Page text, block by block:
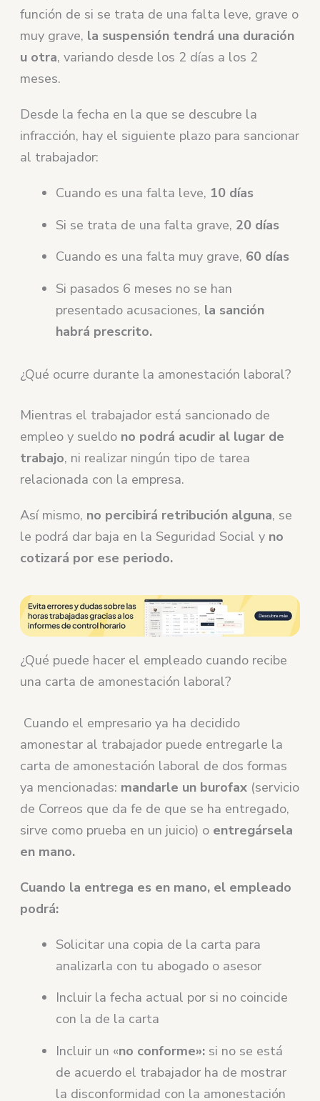
función de si se trata de una falta leve, grave o
muy grave, la suspensión tendrá una duración
u otra, variando desde los 2 días a los 2
meses.
Desde la fecha en la que se descubre la
infracción, hay el siguiente plazo para sancionar
al trabajador:
Cuando es una falta leve, 10 días
Si se trata de una falta grave, 20 días
Cuando es una falta muy grave, 60 días
Si pasados 6 meses no se han
presentado acusaciones, la sanción
habrá prescrito.
¿Qué ocurre durante la amonestación laboral?
Mientras el trabajador está sancionado de
empleo y sueldo no podrá acudir al lugar de
trabajo, ni realizar ningún tipo de tarea
relacionada con la empresa.
Así mismo, no percibirá retribución alguna, se
le podrá dar baja en la Seguridad Social y no
cotizará por ese periodo.
¿Qué puede hacer el empleado cuando recibe
una carta de amonestación laboral?
Cuando el empresario ya ha decidido
amonestar al trabajador puede entregarle la
carta de amonestación laboral de dos formas
ya mencionadas: mandarle un burofax (servicio
de Correos que da fe de que se ha entregado,
sirve como prueba en un juicio) o entregársela
en mano.
Cuando la entrega es en mano, el empleado
podrá:
Solicitar una copia de la carta para
analizarla con tu abogado o asesor
Incluir la fecha actual por si no coincide
con la de la carta
Incluir un «no conforme»: si no se está
de acuerdo el trabajador ha de mostrar
la disconformidad con la amonestación